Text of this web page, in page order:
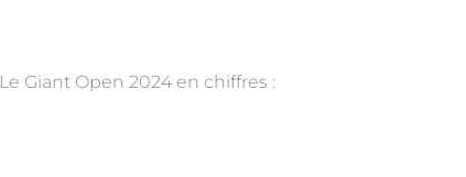
Le Giant Open 2024 en chiffres :